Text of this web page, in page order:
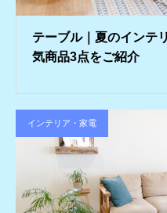
テーブル｜夏のインテ
気商品3点をご紹介
インテリア・家電